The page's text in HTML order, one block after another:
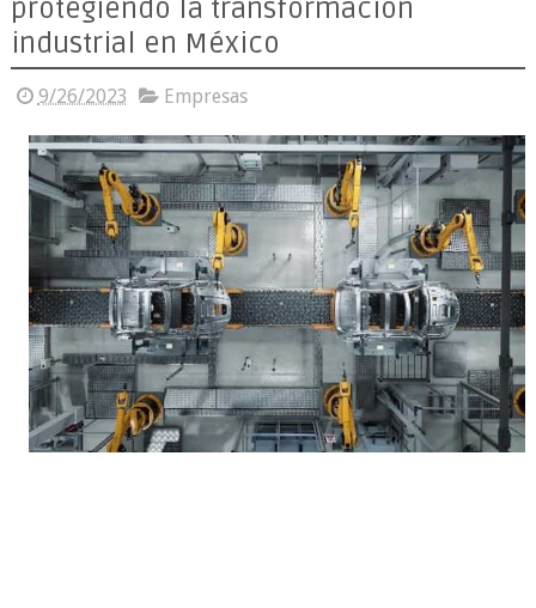
protegiendo la transformación
industrial en México
9/26/2023 Empresas